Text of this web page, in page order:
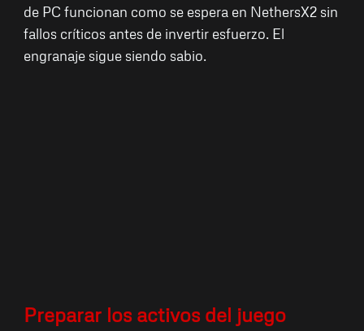
de PC funcionan como se espera en NethersX2 sin
fallos críticos antes de invertir esfuerzo. El
engranaje sigue siendo sabio.
Preparar los activos del juego